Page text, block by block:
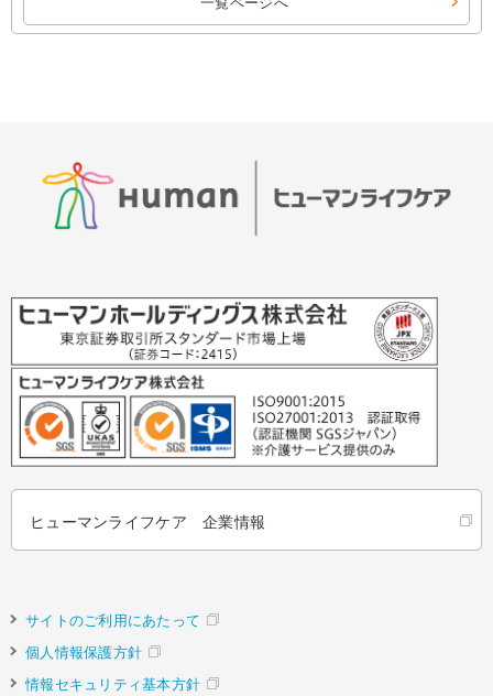
ヒューマンライフケア 企業情報
サイトのご利用にあたって
個人情報保護方針
情報セキュリティ基本方針